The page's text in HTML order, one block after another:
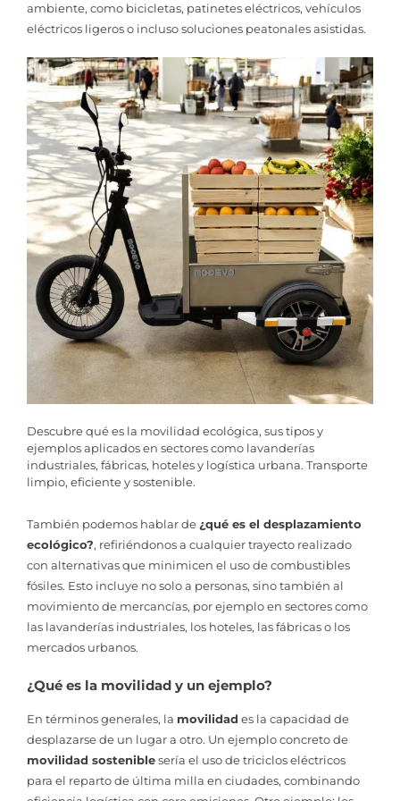
ambiente, como bicicletas, patinetes eléctricos, vehículos
eléctricos ligeros o incluso soluciones peatonales asistidas.
Descubre qué es la movilidad ecológica, sus tipos y
ejemplos aplicados en sectores como lavanderías
industriales, fábricas, hoteles y logística urbana. Transporte
limpio, eficiente y sostenible.
También podemos hablar de¿qué es el desplazamiento
ecológico?, refiriéndonos a cualquier trayecto realizado
con alternativas que minimicen el uso de combustibles
fósiles. Esto incluye no solo a personas, sino también al
movimiento de mercancías, por ejemplo en sectores como
las lavanderías industriales, los hoteles, las fábricas o los
mercados urbanos.
¿Qué es la movilidad y un ejemplo?
En términos generales, la movilidad es la capacidad de
desplazarse de un lugar a otro. Un ejemplo concreto de
movilidad sosteniblesería el uso de triciclos eléctricos
para el reparto de última milla en ciudades, combinando